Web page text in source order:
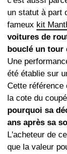
un statut à part
fameux kit
voitures de
bouclé un tour
Une
été établie sur
Cette référence
la cote du
pourquoi sa
ans après sa
L'acheteur de
que la valeur